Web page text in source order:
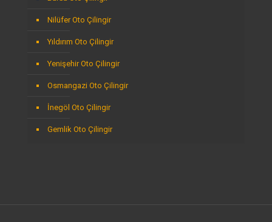
Nilüfer Oto Çilingir
Yıldırım Oto Çilingir
Yenişehir Oto Çilingir
Osmangazi Oto Çilingir
İnegöl Oto Çilingir
Gemlik Oto Çilingir